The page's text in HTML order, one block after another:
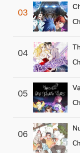
03
04
05
06